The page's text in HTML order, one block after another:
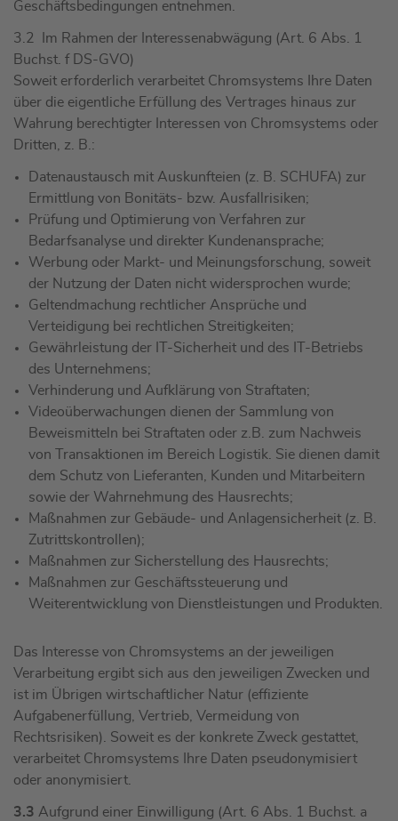
Geschäftsbedingungen entnehmen.
3.2 Im Rahmen der Interessenabwägung (Art. 6 Abs. 1
Buchst. f DS-GVO)
Soweit erforderlich verarbeitet Chromsystems Ihre Daten
über die eigentliche Erfüllung des Vertrages hinaus zur
Wahrung berechtigter Interessen von Chromsystems oder
Dritten, z. B.:
Datenaustausch mit Auskunfteien (z. B. SCHUFA) zur
Ermittlung von Bonitäts- bzw. Ausfallrisiken;
Prüfung und Optimierung von Verfahren zur
Bedarfsanalyse und direkter Kundenansprache;
Werbung oder Markt- und Meinungsforschung, soweit
der Nutzung der Daten nicht widersprochen wurde;
Geltendmachung rechtlicher Ansprüche und
Verteidigung bei rechtlichen Streitigkeiten;
Gewährleistung der IT-Sicherheit und des IT-Betriebs
des Unternehmens;
Verhinderung und Aufklärung von Straftaten;
Videoüberwachungen dienen der Sammlung von
Beweismitteln bei Straftaten oder z.B. zum Nachweis
von Transaktionen im Bereich Logistik. Sie dienen damit
dem Schutz von Lieferanten, Kunden und Mitarbeitern
sowie der Wahrnehmung des Hausrechts;
Maßnahmen zur Gebäude- und Anlagensicherheit (z. B.
Zutrittskontrollen);
Maßnahmen zur Sicherstellung des Hausrechts;
Maßnahmen zur Geschäftssteuerung und
Weiterentwicklung von Dienstleistungen und Produkten.
Das Interesse von Chromsystems an der jeweiligen
Verarbeitung ergibt sich aus den jeweiligen Zwecken und
ist im Übrigen wirtschaftlicher Natur (effiziente
Aufgabenerfüllung, Vertrieb, Vermeidung von
Rechtsrisiken). Soweit es der konkrete Zweck gestattet,
verarbeitet Chromsystems Ihre Daten pseudonymisiert
oder anonymisiert.
3.3 Aufgrund einer Einwilligung (Art. 6 Abs. 1 Buchst. a